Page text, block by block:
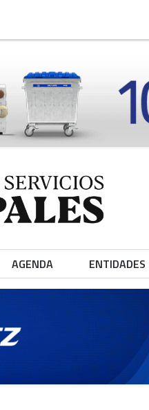
AGENDA ENTIDADES